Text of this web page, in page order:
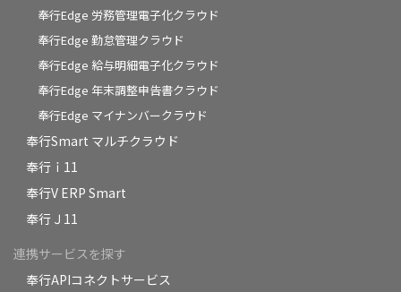
奉行Edge 労務管理電子化クラウド
奉行Edge 勤怠管理クラウド
奉行Edge 給与明細電子化クラウド
奉行Edge 年末調整申告書クラウド
奉行Edge マイナンバークラウド
奉行Smart マルチクラウド
奉行ｉ11
奉行V ERP Smart
奉行Ｊ11
連携サービスを探す
奉行APIコネクトサービス